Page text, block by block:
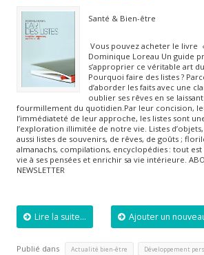
Santé & Bien-être
Vous pouvez acheter le livre
Dominique Loreau Un guide
s’approprier ce véritable art
Pourquoi faire des listes ?
d’aborder les faits avec une
oublier ses rêves en se
fourmillement du quotidien.Par leur concision,
l’immédiateté de leur approche, les listes sont
l’exploration illimitée de notre vie. Listes
aussi listes de souvenirs, de rêves, de goûts ;
almanachs, compilations, encyclopédies : tout
vie à ses pensées et enrichir sa vie intérieure.
NEWSLETTER
Lire la suite... Ajouter un
Publié dans Actualité bien-être Développement